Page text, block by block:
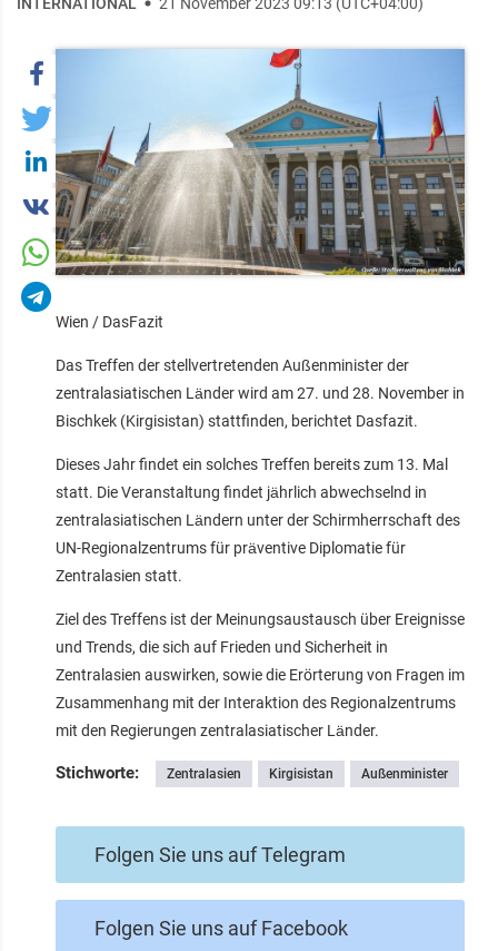
Wien / DasFazit
Das Treffen der stellvertretenden Außenminister der
zentralasiatischen Länder wird am 27. und 28. November in
Bischkek (Kirgisistan) stattfinden, berichtet Dasfazit.
Dieses Jahr findet ein solches Treffen bereits zum 13. Mal
statt. Die Veranstaltung findet jährlich abwechselnd in
zentralasiatischen Ländern unter der Schirmherrschaft des
UN-Regionalzentrums für präventive Diplomatie für
Zentralasien statt.
Ziel des Treffens ist der Meinungsaustausch über Ereignisse
und Trends, die sich auf Frieden und Sicherheit in
Zentralasien auswirken, sowie die Erörterung von Fragen im
Zusammenhang mit der Interaktion des Regionalzentrums
mit den Regierungen zentralasiatischer Länder.
Stichworte: Zentralasien Kirgisistan Außenminister
Folgen Sie uns auf Telegram
Folgen Sie uns auf Facebook